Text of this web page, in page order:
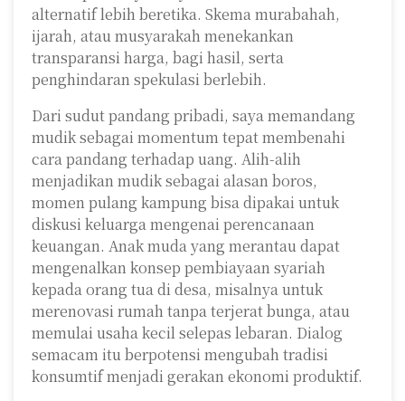
alternatif lebih beretika. Skema murabahah,
ijarah, atau musyarakah menekankan
transparansi harga, bagi hasil, serta
penghindaran spekulasi berlebih.
Dari sudut pandang pribadi, saya memandang
mudik sebagai momentum tepat membenahi
cara pandang terhadap uang. Alih-alih
menjadikan mudik sebagai alasan boros,
momen pulang kampung bisa dipakai untuk
diskusi keluarga mengenai perencanaan
keuangan. Anak muda yang merantau dapat
mengenalkan konsep pembiayaan syariah
kepada orang tua di desa, misalnya untuk
merenovasi rumah tanpa terjerat bunga, atau
memulai usaha kecil selepas lebaran. Dialog
semacam itu berpotensi mengubah tradisi
konsumtif menjadi gerakan ekonomi produktif.